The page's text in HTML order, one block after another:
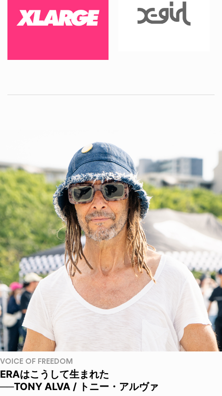
VOICE OF FREEDOM
ERAはこうして生まれた
──TONY ALVA / トニー・アルヴァ